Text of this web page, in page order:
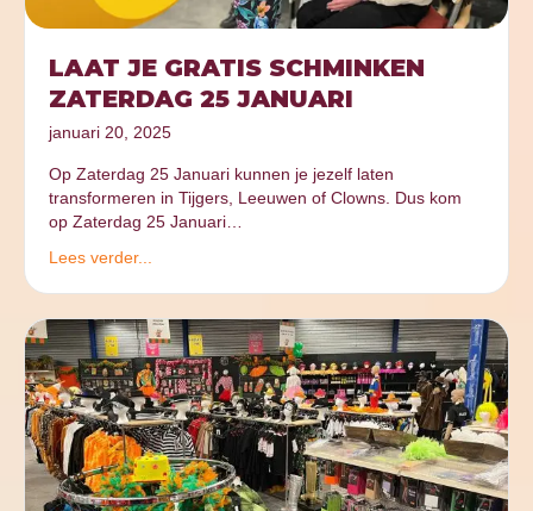
LAAT JE GRATIS SCHMINKEN
ZATERDAG 25 JANUARI
januari 20, 2025
Op Zaterdag 25 Januari kunnen je jezelf laten
transformeren in Tijgers, Leeuwen of Clowns. Dus kom
op Zaterdag 25 Januari…
Lees verder...